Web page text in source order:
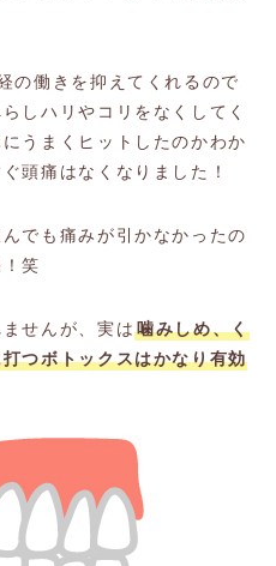
の働きを抑えてくれるので
しハリやコリをなくしてく
うまくヒットしたのかわか
頭痛はなくなりました！
でも痛みが引かなかったの
笑
せんが、実は噛みしめ、く
つボトックスはかなり有効